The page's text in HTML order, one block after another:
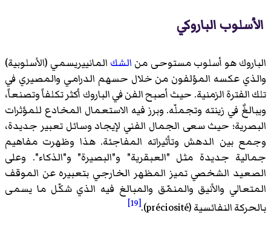
الأسلوب الباروكي
الباروك هو أسلوب مستوحى من الشك المانييريسمي (الأسلوبية)
والذي عكسه المؤلفون من خلال حسهم الدرامي والمصيري في
تلك الفترة الزمنية. حيث أصبح الفن في الباروك أكثر تكلفاً وتصنعاً،
ويبالغٌ في زينته وتجملّه. وبرز فيه الاستعمال المخادع للمؤثرات
البصرية؛ حيث سعى الجمال الفني لإيجاد وسائل تعبير جديدة،
وجمع بين الدهش وتأثيراته المفاجئة. هذا وظهرت مفاهيم
جمالية جديدة مثل "العبقرية" و"البصيرة" و"الذكاء". وعلى
الصعيد الشخصي تميز المظهر الخارجي بتعبيره عن الموقف
المتعالي والأنيق والمنمّق والمبالغ فيه الذي شكّل ما يسمى
بالحركة النفائسية(préciosité).
[19]